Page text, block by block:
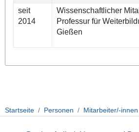
seit
2014
Wissenschaftlicher
Professur für
Gießen
Startseite Personen Mitarbeiter/-innen